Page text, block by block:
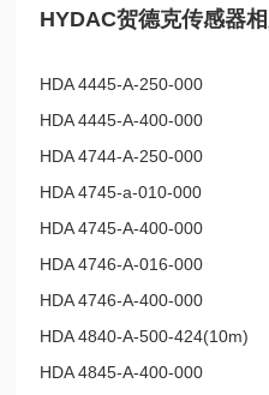
HYDAC贺德克传感器
HDA 4445-A-250-000
HDA 4445-A-400-000
HDA 4744-A-250-000
HDA 4745-a-010-000
HDA 4745-A-400-000
HDA 4746-A-016-000
HDA 4746-A-400-000
HDA 4840-A-500-424(10m)
HDA 4845-A-400-000